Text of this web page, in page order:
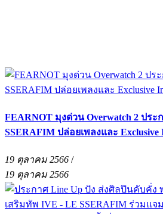
FEARNOT มุงด่วน Overwatch 2 ปร
SSERAFIM ปล่อยเพลงและ Exclusive
19 ตุลาคม 2566 /
19 ตุลาคม 2566